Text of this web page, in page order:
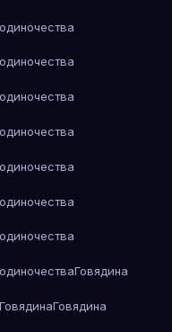
Говядина
ГовядинаГовядина